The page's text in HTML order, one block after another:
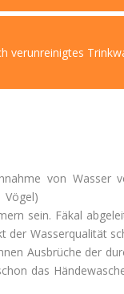
verunreinigtes
von Wasser
Vögel)
sein. Fäkal
der Wasserqualität
Ausbrüche der
das